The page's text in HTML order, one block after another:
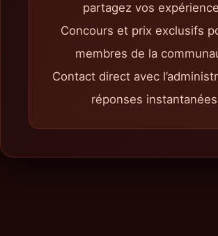
partagez vos
Concours et prix exclusifs
membres de la
Contact direct avec
réponses